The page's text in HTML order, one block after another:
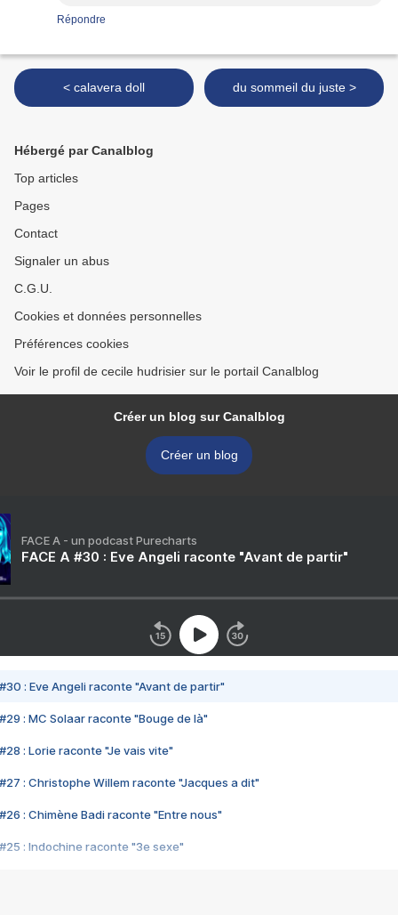
Répondre
< calavera doll du sommeil du juste >
Hébergé par Canalblog
Top articles
Pages
Contact
Signaler un abus
C.G.U.
Cookies et données personnelles
Préférences cookies
Voir le profil de cecile hudrisier sur le portail Canalblog
Créer un blog sur Canalblog
Créer un blog
FACE A - un podcast Purecharts
FACE A #30 : Eve Angeli raconte "Avant de partir"
#30 : Eve Angeli raconte "Avant de partir"
#29 : MC Solaar raconte "Bouge de là"
#28 : Lorie raconte "Je vais vite"
#27 : Christophe Willem raconte "Jacques a dit"
#26 : Chimène Badi raconte "Entre nous"
#25 : Indochine raconte "3e sexe"